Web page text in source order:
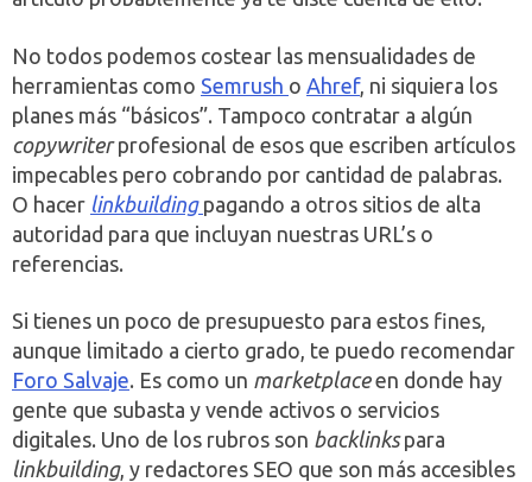
No todos podemos costear las mensualidades de
herramientas como Semrush o Ahref, ni siquiera los
planes más “básicos”. Tampoco contratar a algún
copywriterprofesional de esos que escriben artículos
impecables pero cobrando por cantidad de palabras.
O hacer linkbuilding pagando a otros sitios de alta
autoridad para que incluyan nuestras URL’s o
referencias.
Si tienes un poco de presupuesto para estos fines,
aunque limitado a cierto grado, te puedo recomendar
Foro Salvaje. Es como un marketplaceen donde hay
gente que subasta y vende activos o servicios
digitales. Uno de los rubros son backlinkspara
linkbuilding, y redactores SEO que son más accesibles